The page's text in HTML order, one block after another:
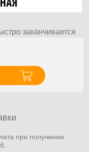
заканчивается
при получении